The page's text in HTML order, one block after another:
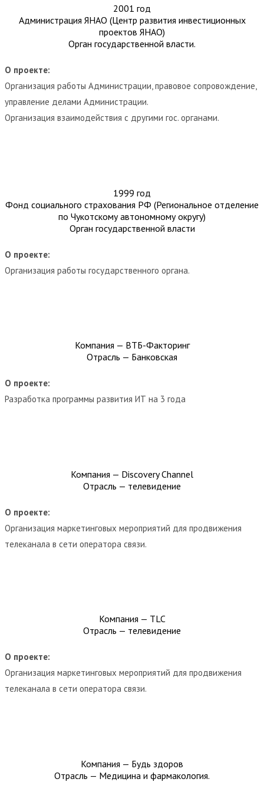
2001 год
Администрация ЯНАО (Центр развития инвестиционных
проектов ЯНАО)
Орган государственной власти.
О проекте:
Организация работы Администрации, правовое сопровождение,
управление делами Администрации.
Организация взаимодействия с другими гос. органами.
1999 год
Фонд социального страхования РФ (Региональное отделение
по Чукотскому автономному округу)
Орган государственной власти
О проекте:
Организация работы государственного органа.
Компания — ВТБ-Факторинг
Отрасль — Банковская
О проекте:
Разработка программы развития ИТ на 3 года
Компания — Discovery Channel
Отрасль — телевидение
О проекте:
Организация маркетинговых мероприятий для продвижения
телеканала в сети оператора связи.
Компания — TLC
Отрасль — телевидение
О проекте:
Организация маркетинговых мероприятий для продвижения
телеканала в сети оператора связи.
Компания — Будь здоров
Отрасль — Медицина и фармакология.